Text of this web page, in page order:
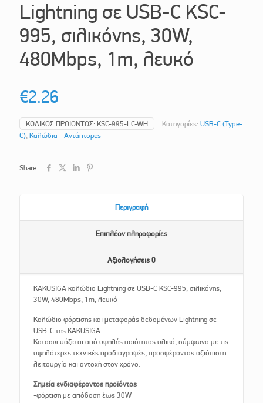
Lightning σε USB-C KSC-
995, σιλικόνης, 30W,
480Mbps, 1m, λευκό
€2.26
ΚΩΔΙΚΌΣ ΠΡΟΪΌΝΤΟΣ: KSC-995-LC-WH Κατηγορίες: USB-C (Type-
C), Καλώδια - Αντάπτορες
Share
Περιγραφή
Επιπλέον πληροφορίες
Αξιολογήσεις 0
KAKUSIGA καλώδιο Lightning σε USB-C KSC-995, σιλικόνης,
30W, 480Mbps, 1m, λευκό
Καλώδιο φόρτισης και μεταφοράς δεδομένων Lightning σε
USB-C της KAKUSIGA.
Κατασκευάζεται από υψηλής ποιότητας υλικά, σύμφωνα με τις
υψηλότερες τεχνικές προδιαγραφές, προσφέροντας αξιόπιστη
λειτουργία και αντοχή στον χρόνο.
Σημεία ενδιαφέροντος προϊόντος
-φόρτιση με απόδοση έως 30W